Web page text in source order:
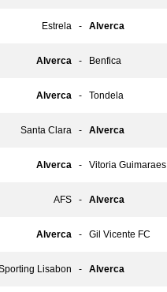
Estrela - Alverca
Alverca - Benfica
Alverca - Tondela
Santa Clara - Alverca
Alverca - Vitoria Guimaraes
AFS - Alverca
Alverca - Gil Vicente FC
Lisabon - Alverca